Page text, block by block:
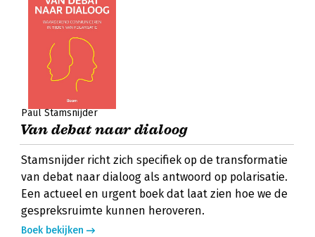
Paul Stamsnijder
Van debat naar dialoog
Stamsnijder richt zich specifiek op de transformatie
van debat naar dialoog als antwoord op polarisatie.
Een actueel en urgent boek dat laat zien hoe we de
gespreksruimte kunnen heroveren.
Boek bekijken